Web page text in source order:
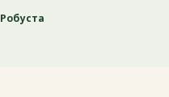
Робуста